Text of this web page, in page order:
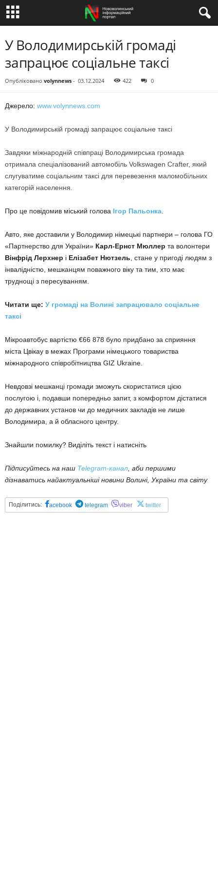
У Володимирській громаді
запрацює соціальне таксі
Опубліковано volynnews - 03.12.2024 422 0
Джерело: www.volynnews.com
У Володимирській громаді запрацює соціальне таксі
Завдяки міжнародній співпраці Володимирська громада
отримала спеціалізований автомобіль Volkswagen Crafter, який
слугуватиме соціальним таксі для перевезення маломобільних
категорій населення.
Про це повідомив міський голова Ігор Пальонка
Авто, яке доставили у Володимир німецькі партнери – голова ГО
«Партнерство для України» Карл-Ернст Мюллер та волонтери
Вінфрід Лерхнер і Елізабет Нютзель , стане у пригоді людям з
інвалідністю, мешканцям поважного віку та тим, хто має
труднощі з пересуванням.
Читати ще: У громаді на Волині запрацювало соціальне
таксі
Мікроавтобус вартістю €66 878 було придбано за сприяння
міста Цвікау в межах Програми німецького товариства
міжнародного співробітництва GIZ Ukraine.
Невдовзі мешканці громади зможуть скористатися цією
послугою і, подавши попередньо запит, з комфортом дістатися
до державних установ чи до медичних закладів не лише
Володимира, а й обласного центру.
Знайшли помилку? Виділіть текст і натисніть
Підписуйтесь на наш Telegram-канал , аби першими
дізнаватись найактуальніші новини Волині, України та світу
Поділитись: acebook telegram viber twitter